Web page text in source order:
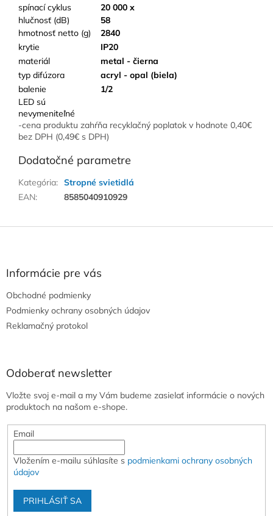
spínací cyklus
20 000 x
hlučnosť (dB)
58
hmotnosť netto (g)
2840
krytie
IP20
materiál
metal - čierna
typ difúzora
acryl - opal (biela)
balenie
1/2
LED sú
nevymeniteľné
-cena produktu zahŕňa recyklačný poplatok v hodnote 0,40€
bez DPH (0,49€ s DPH)
Dodatočné parametre
Kategória: Stropné svietidlá
EAN: 8585040910929
Informácie pre vás
Obchodné podmienky
Podmienky ochrany osobných údajov
Reklamačný protokol
Odoberať newsletter
Vložte svoj e-mail a my Vám budeme zasielať informácie o nových
produktoch na našom e-shope.
Email
Vložením e-mailu súhlasíte s podmienkami ochrany osobných
údajov
PRIHLÁSIŤ SA